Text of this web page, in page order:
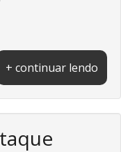
+ continuar lendo